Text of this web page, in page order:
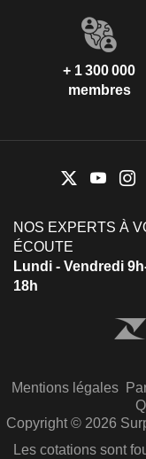
+ 1 300 000
membres
NOS EXPERTS À
ÉCOUTE
Lundi - Vendredi
18h
Mentions légales
Copyright © 2026
Les cotations sont